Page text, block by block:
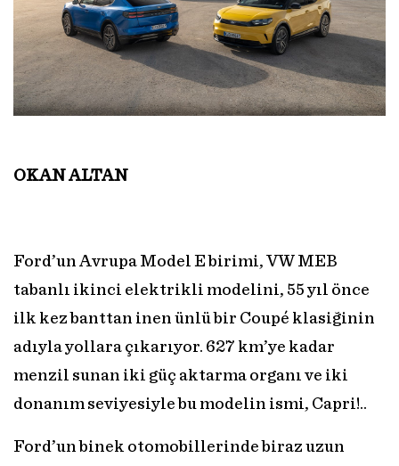
OKAN ALTAN
Ford’un Avrupa Model E birimi, VW MEB
tabanlı ikinci elektrikli modelini, 55 yıl önce
ilk kez banttan inen ünlü bir Coupé klasiğinin
adıyla yollara çıkarıyor. 627 km’ye kadar
menzil sunan iki güç aktarma organı ve iki
donanım seviyesiyle bu modelin ismi, Capri!..
Ford’un binek otomobillerinde biraz uzun